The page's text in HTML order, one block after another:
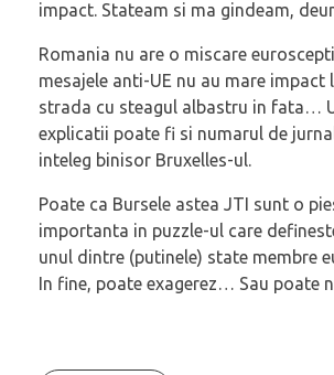
impact. Stateam si ma gindeam,
Romania nu are o miscare
mesajele anti-UE nu au mare impact
strada cu steagul albastru in fata…
explicatii poate fi si numarul de
inteleg binisor Bruxelles-ul.
Poate ca Bursele astea JTI sunt o
importanta in puzzle-ul care
unul dintre (putinele) state membre
In fine, poate exagerez… Sau poate